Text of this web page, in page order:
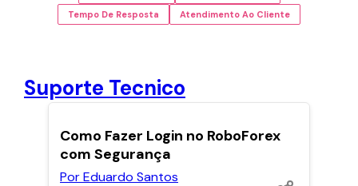
Tempo De Resposta
Atendimento Ao Cliente
Suporte Tecnico
POPULARES
Como Fazer Login no RoboForex
com Segurança
Por Eduardo Santos